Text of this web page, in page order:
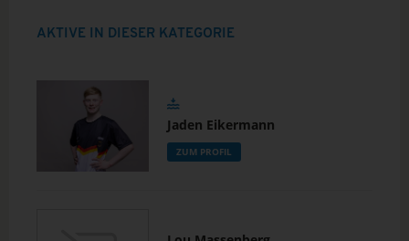
AKTIVE IN DIESER KATEGORIE
Jaden Eikermann
ZUM PROFIL